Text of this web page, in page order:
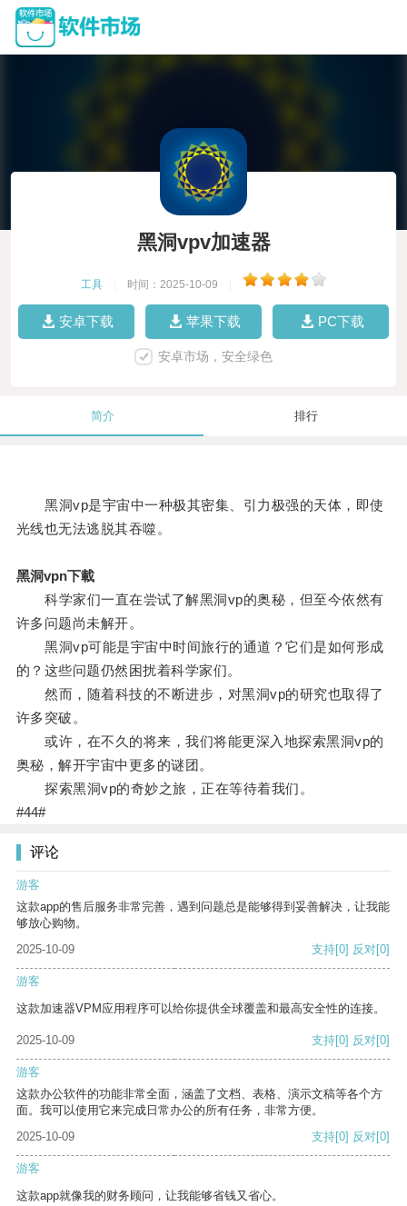
黑洞vpv加速器
工具 时间：2025-10-09
安卓下载 苹果下载 PC下载
安卓市场，安全绿色
简介 排行
黑洞vp是宇宙中一种极其密集、引力极强的天体，即使
光线也无法逃脱其吞噬。
黑洞vpn下載
科学家们一直在尝试了解黑洞vp的奥秘，但至今依然有
许多问题尚未解开。
黑洞vp可能是宇宙中时间旅行的通道？它们是如何形成
的？这些问题仍然困扰着科学家们。
然而，随着科技的不断进步，对黑洞vp的研究也取得了
许多突破。
或许，在不久的将来，我们将能更深入地探索黑洞vp的
奥秘，解开宇宙中更多的谜团。
探索黑洞vp的奇妙之旅，正在等待着我们。
#44#
评论
游客
这款app的售后服务非常完善，遇到问题总是能够得到妥善解决，让我能
够放心购物。
2025-10-09
支持[0] 反对[0]
游客
这款加速器VPM应用程序可以给你提供全球覆盖和最高安全性的连接。
2025-10-09 支持[0] 反对[0]
游客
这款办公软件的功能非常全面，涵盖了文档、表格、演示文稿等各个方
面。我可以使用它来完成日常办公的所有任务，非常方便。
2025-10-09
支持[0] 反对[0]
游客
这款app就像我的财务顾问，让我能够省钱又省心。